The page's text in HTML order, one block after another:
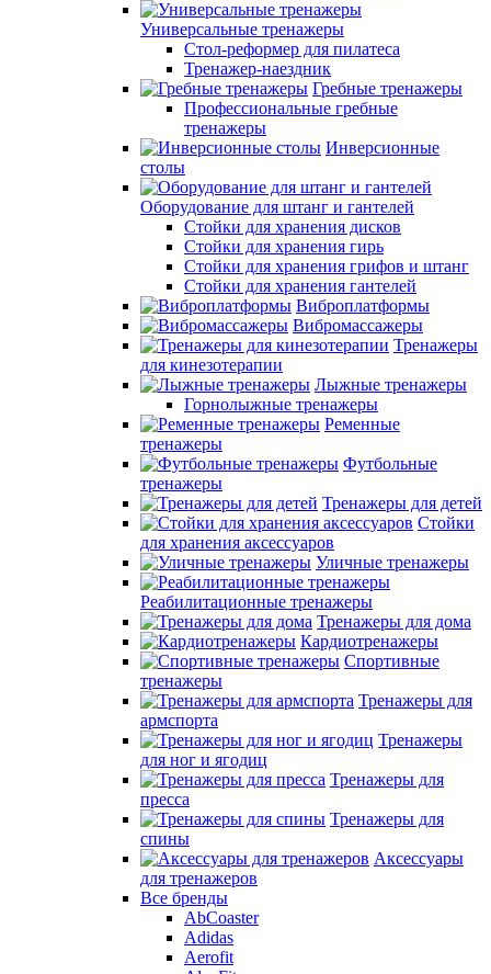
Универсальные тренажеры
Стол-реформер для пилатеса
Тренажер-наездник
Гребные тренажеры
Профессиональные гребные
тренажеры
Инверсионные
столы
Оборудование для штанг и гантелей
Стойки для хранения дисков
Стойки для хранения гирь
Стойки для хранения грифов и штанг
Стойки для хранения гантелей
Виброплатформы
Вибромассажеры
Тренажеры
для кинезотерапии
Лыжные тренажеры
Горнолыжные тренажеры
Ременные
тренажеры
Футбольные
тренажеры
Тренажеры для детей
Стойки
для хранения аксессуаров
Уличные тренажеры
Реабилитационные тренажеры
Тренажеры для дома
Кардиотренажеры
Спортивные
тренажеры
Тренажеры для
армспорта
Тренажеры
для ног и ягодиц
Тренажеры для
пресса
Тренажеры для
спины
Аксессуары
для тренажеров
Все бренды
AbCoaster
Adidas
Aerofit